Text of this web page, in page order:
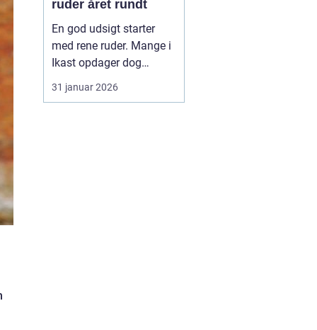
ruder året rundt
En god udsigt starter
med rene ruder. Mange i
Ikast opdager dog
hurtigt, at
vinduespudsning tager
31 januar 2026